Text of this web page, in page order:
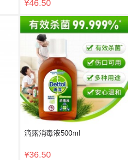
¥46.50
滴露消毒液500ml
¥36.50